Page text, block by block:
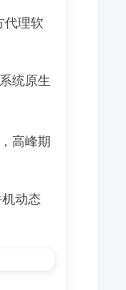
代理软
统原生
高峰期
动态